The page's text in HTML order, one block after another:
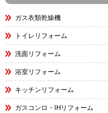
ガス衣類乾燥機
トイレリフォーム
洗面リフォーム
浴室リフォーム
キッチンリフォーム
ガスコンロ・IHリフォーム